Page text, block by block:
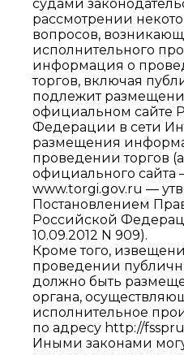
судами
рассмотрении
вопросов,
исполнительного
информация о
торгов, включая
подлежит
официальном сайте
Федерации в сети
размещения
проведении торгов
официального сайта
www.torgi.gov.ru —
Постановлением
Российской
10.09.2012 N 909).
Кроме того,
проведении
должно быть
органа,
исполнительное
по адресу http://
Иными законами